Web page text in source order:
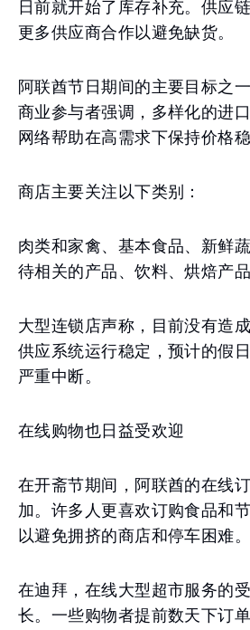
日前就开始了库存补充。供应
更多供应商合作以避免缺货。
阿联酋节日期间的主要目标之
商业参与者强调，多样化的进
网络帮助在高需求下保持价格稳
商店主要关注以下类别：
肉类和家禽、基本食品、新鲜
待相关的产品、饮料、烘焙产
大型连锁店声称，目前没有造
供应系统运行稳定，预计的假
严重中断。
在线购物也日益受欢迎
在开斋节期间，阿联酋的在线
加。许多人更喜欢订购食品和
以避免拥挤的商店和停车困难。
在迪拜，在线大型超市服务的
长。一些购物者提前数天下订